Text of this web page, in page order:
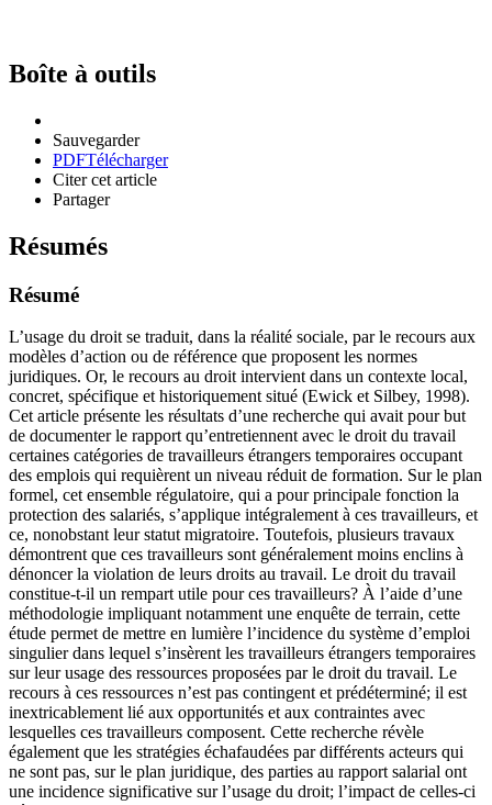
Boîte à outils
Sauvegarder
PDFTélécharger
Citer cet article
Partager
Résumés
Résumé
L’usage du droit se traduit, dans la réalité sociale, par le recours aux
modèles d’action ou de référence que proposent les normes
juridiques. Or, le recours au droit intervient dans un contexte local,
concret, spécifique et historiquement situé (Ewick et Silbey, 1998).
Cet article présente les résultats d’une recherche qui avait pour but
de documenter le rapport qu’entretiennent avec le droit du travail
certaines catégories de travailleurs étrangers temporaires occupant
des emplois qui requièrent un niveau réduit de formation. Sur le plan
formel, cet ensemble régulatoire, qui a pour principale fonction la
protection des salariés, s’applique intégralement à ces travailleurs, et
ce, nonobstant leur statut migratoire. Toutefois, plusieurs travaux
démontrent que ces travailleurs sont généralement moins enclins à
dénoncer la violation de leurs droits au travail. Le droit du travail
constitue-t-il un rempart utile pour ces travailleurs? À l’aide d’une
méthodologie impliquant notamment une enquête de terrain, cette
étude permet de mettre en lumière l’incidence du système d’emploi
singulier dans lequel s’insèrent les travailleurs étrangers temporaires
sur leur usage des ressources proposées par le droit du travail. Le
recours à ces ressources n’est pas contingent et prédéterminé; il est
inextricablement lié aux opportunités et aux contraintes avec
lesquelles ces travailleurs composent. Cette recherche révèle
également que les stratégies échafaudées par différents acteurs qui
ne sont pas, sur le plan juridique, des parties au rapport salarial ont
une incidence significative sur l’usage du droit; l’impact de celles-ci